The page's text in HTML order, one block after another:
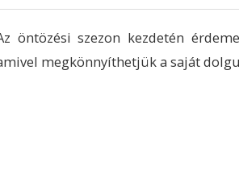
öntözési szezon kezdetén
megkönnyíthetjük a saját